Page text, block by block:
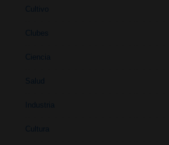
Cultivo
Clubes
Ciencia
Salud
Industria
Cultura